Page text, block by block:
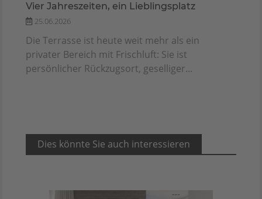
Vier Jahreszeiten, ein Lieblingsplatz
25.06.2026
Die Terrasse ist heute weit mehr als ein
privater Bereich mit Frischluft: Sie ist
persönlicher Rückzugsort, geselliger...
Dies könnte Sie auch interessieren